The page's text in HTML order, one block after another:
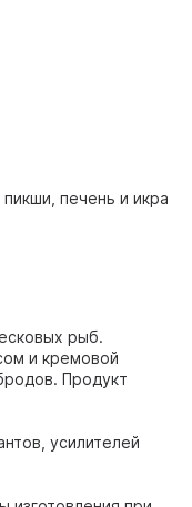
печень и икра
рыб.
и кремовой
Продукт
усилителей